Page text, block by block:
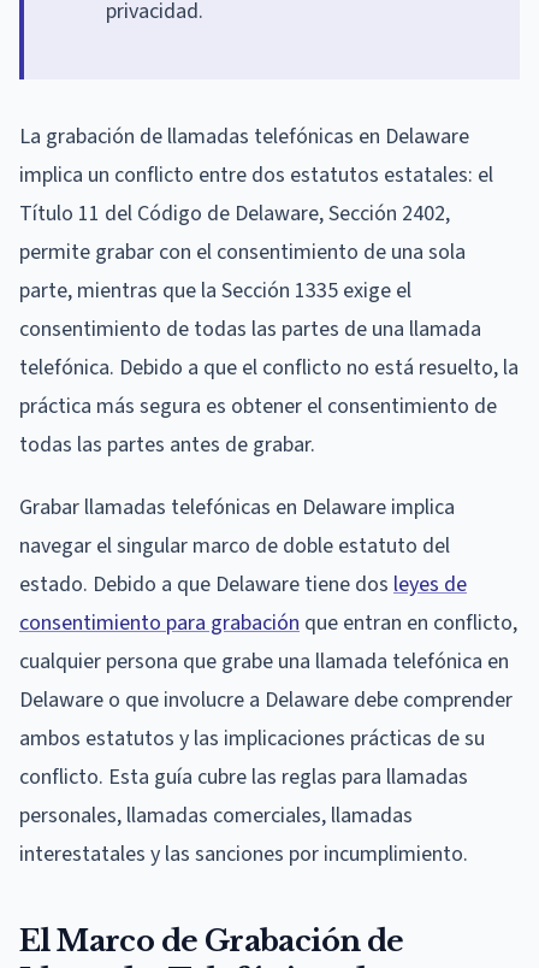
privacidad.
La grabación de llamadas telefónicas en Delaware
implica un conflicto entre dos estatutos estatales: el
Título 11 del Código de Delaware, Sección 2402,
permite grabar con el consentimiento de una sola
parte, mientras que la Sección 1335 exige el
consentimiento de todas las partes de una llamada
telefónica. Debido a que el conflicto no está resuelto, la
práctica más segura es obtener el consentimiento de
todas las partes antes de grabar.
Grabar llamadas telefónicas en Delaware implica
navegar el singular marco de doble estatuto del
estado. Debido a que Delaware tiene dos leyes de
consentimiento para grabación que entran en conflicto,
cualquier persona que grabe una llamada telefónica en
Delaware o que involucre a Delaware debe comprender
ambos estatutos y las implicaciones prácticas de su
conflicto. Esta guía cubre las reglas para llamadas
personales, llamadas comerciales, llamadas
interestatales y las sanciones por incumplimiento.
El Marco de Grabación de